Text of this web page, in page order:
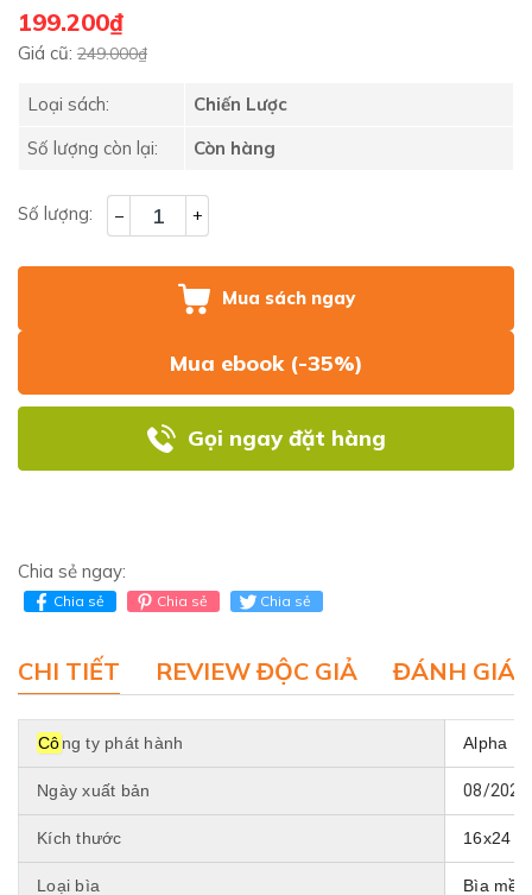
199.200₫
Giá cũ: 249.000₫
Loại sách:
Chiến Lược
Số lượng còn lại:
Còn hàng
Số lượng: – +
Mua sách ngay
Mua ebook (-35%)
Gọi ngay đặt hàng
Chia sẻ ngay:
Chia sẻ Chia sẻ Chia sẻ
CHI TIẾT REVIEW ĐỘC GIẢ ĐÁNH GIÁ
Công ty phát hành Alpha
Ngày xuất bản 08/2023
Kích thước 16x24
Loại bìa Bìa